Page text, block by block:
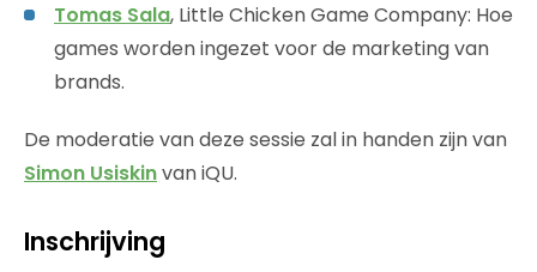
Tomas Sala, Little Chicken Game Company: Hoe
games worden ingezet voor de marketing van
brands.
De moderatie van deze sessie zal in handen zijn van
Simon Usiskinvan iQU.
Inschrijving